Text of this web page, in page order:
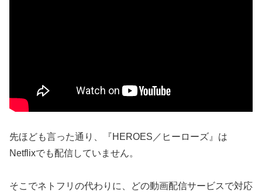
先ほども言った通り、『HEROES／ヒーローズ』は
Netflixでも配信していません。
そこでネトフリの代わりに、どの動画配信サービスで対応